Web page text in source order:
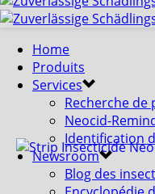
Home
Produits
Services
Recherche de
Neocid-
Identification
Newsroom
Blog des